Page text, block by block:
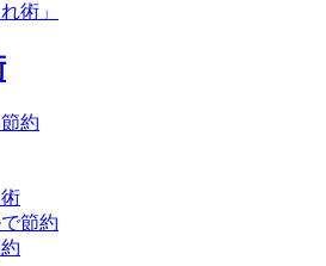
術」
約
節約